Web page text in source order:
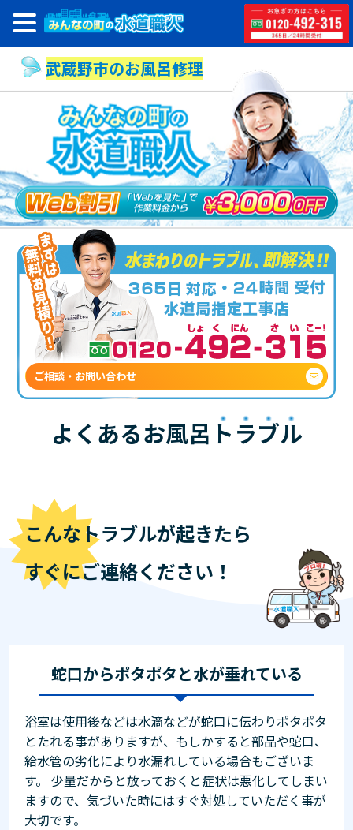
武蔵野市のお風呂修理
ご相談・お問い合わせ
よくあるお風呂 トラブル
こんなトラブルが起きたら
すぐにご連絡ください！
蛇口からポタポタと水が垂れている
浴室は使用後などは水滴などが蛇口に伝わりポタポタ
とたれる事がありますが、もしかすると部品や蛇口、
給水管の劣化により水漏れしている場合もございま
す。 少量だからと放っておくと症状は悪化してしまい
ますので、気づいた時にはすぐ対処していただく事が
大切です。